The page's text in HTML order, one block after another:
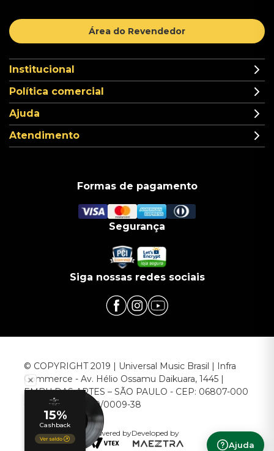
Ajuda
Área do Revendedor
Institucional
Política comercial
Ajuda
Atendimento
Formas de pagamento
Segurança
Siga nossas redes sociais
© COPYRIGHT 2019 | Universal Music Brasil | Infra
Commerce - Av. Hélio Ossamu Daikuara, 1445 |
EMBU DAS ARTES – SÃO PAULO - CEP: 06807-000
CNPJ: 00.952.789/0009-38
Powered byDeveloped by